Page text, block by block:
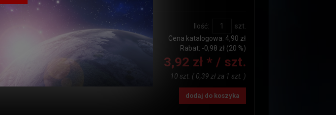
Ilość:
szt.
Cena katalogowa: 4,90 zł
Rabat: -0,98 zł (20 %)
3,92 zł */ szt.
10 szt. ( 0,39 zł za 1 szt. )
dodaj do koszyka